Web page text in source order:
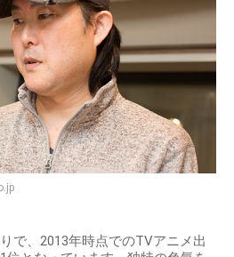
で、2013年時点でのTVアニメ出